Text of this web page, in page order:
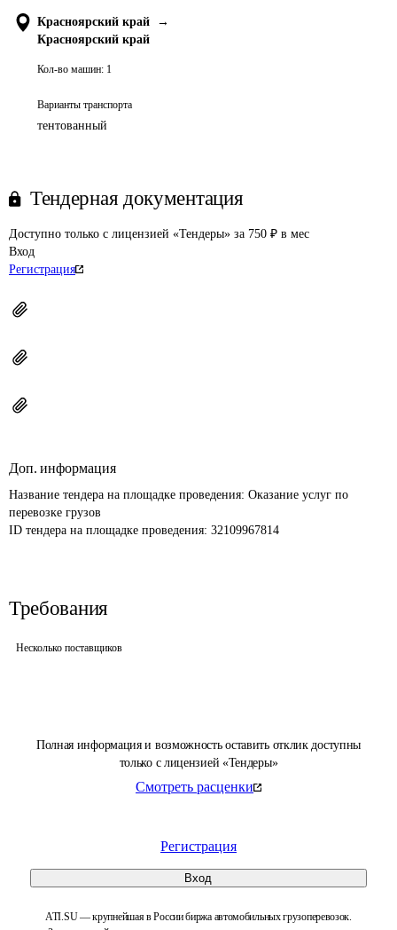
Полная информация и возможность оставить отклик доступны
только с лицензией «Тендеры»
Смотреть расценки
Регистрация
Вход
ATI.SU — крупнейшая в России биржа автомобильных грузоперевозок.
Красноярский край
→
Красноярский край
Кол-во машин: 1
Варианты транспорта
тентованный
Тендерная документация
Доступно только с лицензией «Тендеры» за 750 ₽ в мес
Вход
Регистрация
Доп. информация
Название тендера на площадке проведения: Оказание услуг по
перевозке грузов
ID тендера на площадке проведения: 32109967814
Требования
Несколько поставщиков